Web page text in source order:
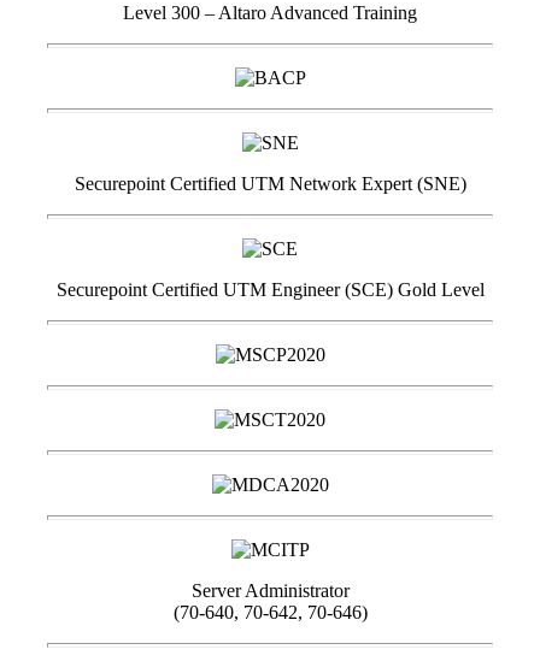
Level 300 – Altaro Advanced Training
Securepoint Certified UTM Network Expert (SNE)
Securepoint Certified UTM Engineer (SCE) Gold Level
Server Administrator
(70-640, 70-642, 70-646)